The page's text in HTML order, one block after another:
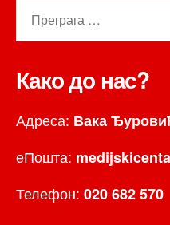
Како до нас?
Адреса: Вака
еПошта:
Телефон: 020 682 570